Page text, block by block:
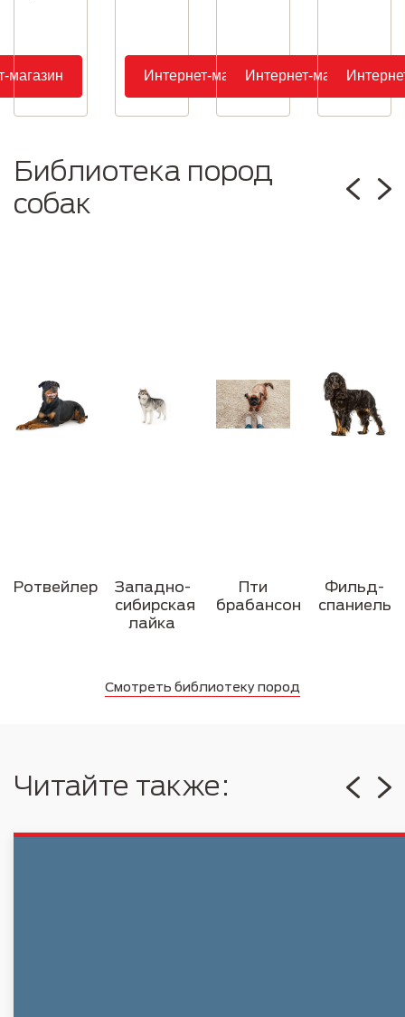
магазин Интернет-магазинИнтернет-магазин
Библиотека пород
собак
Ротвейлер
Западно-
сибирская
лайка
Пти
брабансон
Фильд-
спаниель
Смотреть библиотеку пород
Читайте также: